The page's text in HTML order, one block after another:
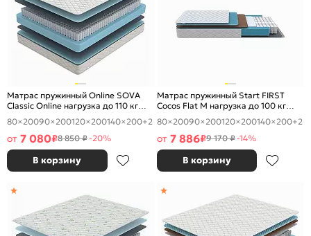
Матрас пружинный Online SOVA
Classic Online нагрузка до 110 кг
800x2000
80×20090×200120×200140×200+2
от 7 080₽8 850 ₽-20%
В корзину
Матрас пружинный Start FIRST
Cocos Flat M нагрузка до 100 кг
800x2000
80×20090×200120×200140×200+2
от 7 886₽9 170 ₽-14%
В корзину